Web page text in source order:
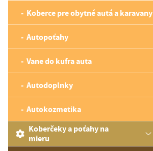
Koberce pre obytné autá a karavany
Autopoťahy
Vane do kufra auta
Autodoplnky
Autokozmetika
Koberčeky a poťahy na
mieru